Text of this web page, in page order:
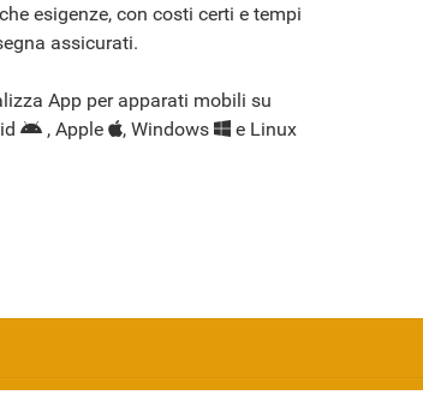
esigenze, con costi certi e tempi
assicurati.
App per apparati mobili su
, Apple , Windows e Linux